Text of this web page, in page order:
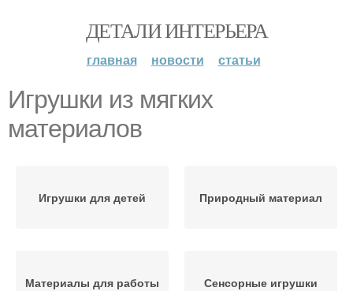
ДЕТАЛИ ИНТЕРЬЕРА
главная новости статьи
Игрушки из мягких
материалов
Игрушки для детей Природный материал
Материалы для работы Сенсорные игрушки